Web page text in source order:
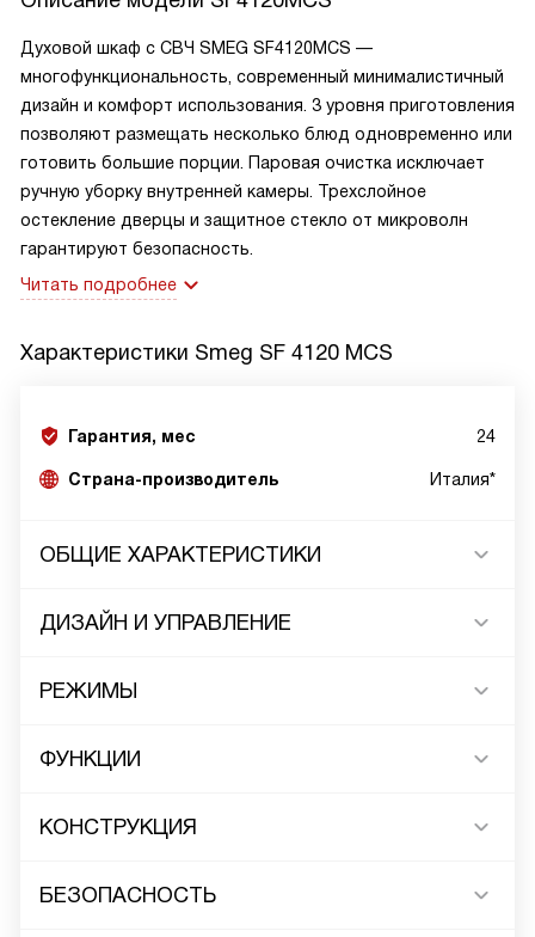
Духовой шкаф с СВЧ SMEG SF4120MCS —
многофункциональность, современный минималистичный
дизайн и комфорт использования. 3 уровня приготовления
позволяют размещать несколько блюд одновременно или
готовить большие порции. Паровая очистка исключает
ручную уборку внутренней камеры. Трехслойное
остекление дверцы и защитное стекло от микроволн
гарантируют безопасность.
Читать подробнее
Характеристики Smeg SF 4120 MCS
Гарантия, мес 24
Страна-производитель Италия*
ОБЩИЕ ХАРАКТЕРИСТИКИ
ДИЗАЙН И УПРАВЛЕНИЕ
РЕЖИМЫ
ФУНКЦИИ
КОНСТРУКЦИЯ
БЕЗОПАСНОСТЬ